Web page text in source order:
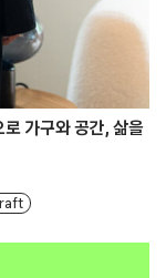
가구와 공간, 삶을